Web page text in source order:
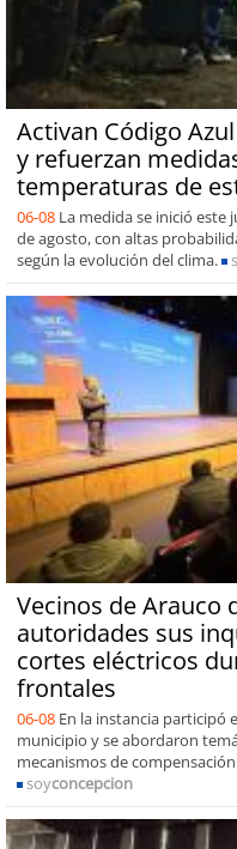
Activan Código
y refuerzan
temperaturas de
06-08 La medida se inició este
de agosto, con altas
según la evolución del clima.
Vecinos de Arauco
autoridades sus
cortes eléctricos
frontales
06-08 En la instancia participó
municipio y se abordaron
mecanismos de
soyconcepcion